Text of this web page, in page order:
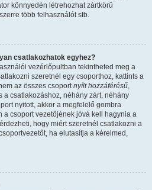
könnyedén létrehozhat zártkörű
több felhasználót stb.
csatlakozhatok egyhez?
vezérlőpultban tekintheted meg a
szeretnél egy csoporthoz, kattints a
az összes csoportnyílt hozzáférésű,
csatlakozáshoz, néhány zárt, néhány
nyitott, akkor a megfelelő gombra
a csoport vezetőjének jóvá kell hagynia a
hogy miért szeretnél csatlakozni a
ha elutasítja a kérelmed,